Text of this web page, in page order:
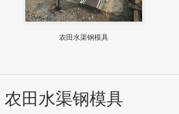
农田水渠钢模具
田水渠钢模具